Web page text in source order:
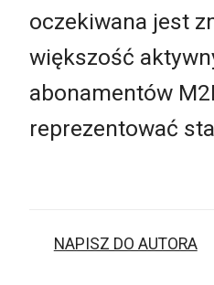
oczekiwana jest
większość
abonamentów
reprezentować
NAPISZ DO AUTORA